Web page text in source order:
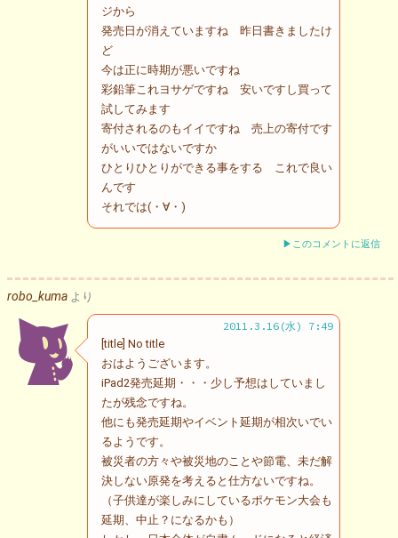
ジから
発売日が消えていますね 昨日書きましたけ
ど
今は正に時期が悪いですね
彩鉛筆これヨサゲですね 安いですし買って
試してみます
寄付されるのもイイですね 売上の寄付です
がいいではないですか
ひとりひとりができる事をする これで良い
んです
それでは(・∀・)
▶このコメントに返信
robo_kuma より
2011.3.16(水) 7:49
[title] No title
おはようございます。
iPad2発売延期・・・少し予想はしていまし
たが残念ですね。
他にも発売延期やイベント延期が相次いでい
るようです。
被災者の方々や被災地のことや節電、未だ解
決しない原発を考えると仕方ないですね。
（子供達が楽しみにしているポケモン大会も
延期、中止？になるかも）